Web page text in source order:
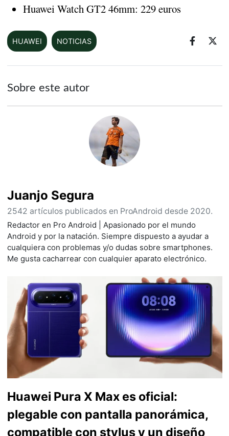
Huawei Watch GT2 46mm: 229 euros
HUAWEI NOTICIAS
Sobre este autor
Juanjo Segura
2542 artículos publicados en ProAndroid desde 2020.
Redactor en Pro Android | Apasionado por el mundo
Android y por la natación. Siempre dispuesto a ayudar a
cualquiera con problemas y/o dudas sobre smartphones.
Me gusta cacharrear con cualquier aparato electrónico.
Huawei Pura X Max es oficial:
plegable con pantalla panorámica,
compatible con stylus y un diseño